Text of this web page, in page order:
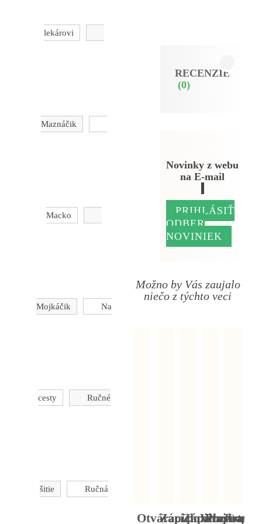
lekárovi
Maznáčik
Macko
Mojkáčik Na
cesty Ručné
šitie Ručná
RECENZIE
(0)
Novinky z webu
na E-mail
PRIHLÁSIŤ
ODBER
NOVINIEK
Možno by Vás zaujalo
niečo z týchto veci
Otvárací pozdrav s
Zápich Vitaj na
Zápich Je to
Pozdrav